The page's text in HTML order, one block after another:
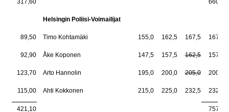
Helsingin Poliisi-Voimailijat
89,50 Timo Kohtamäki 155,0 162,5 167,5 167,5
92,90 Åke Koponen 147,5 157,5 162,5 157,5
123,70 Arto Hannolin 195,0 200,0 205,0 200,0
115,00 Ahti Kokkonen 215,0 225,0 232,5 232,5
421,10 757,5